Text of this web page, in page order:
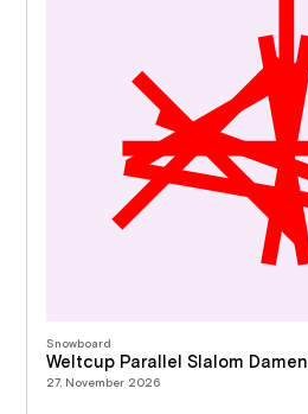
Snowboard
Weltcup Parallel Slalom Damen
27. November 2026